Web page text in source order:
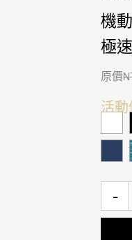
機
極
原價
活
-